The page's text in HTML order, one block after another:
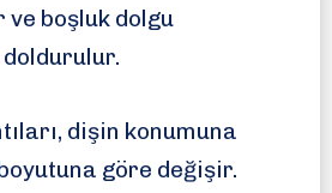
ve boşluk dolgu
dişin konumuna
göre değişir.